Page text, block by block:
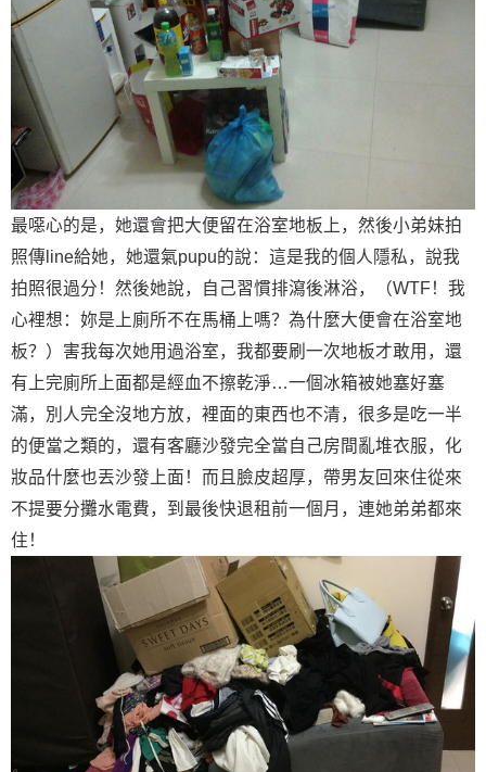
最噁心的是，她還會把大便留在浴室地板上，然後小弟妹拍
照傳line給她，她還氣pupu的說：這是我的個人隱私，說我
拍照很過分！然後她說，自己習慣排瀉後淋浴，（WTF！我
心裡想：妳是上廁所不在馬桶上嗎？為什麼大便會在浴室地
板？）害我每次她用過浴室，我都要刷一次地板才敢用，還
有上完廁所上面都是經血不擦乾淨…一個冰箱被她塞好塞
滿，別人完全沒地方放，裡面的東西也不清，很多是吃一半
的便當之類的，還有客廳沙發完全當自己房間亂堆衣服，化
妝品什麼也丟沙發上面！而且臉皮超厚，帶男友回來住從來
不提要分攤水電費，到最後快退租前一個月，連她弟弟都來
住！